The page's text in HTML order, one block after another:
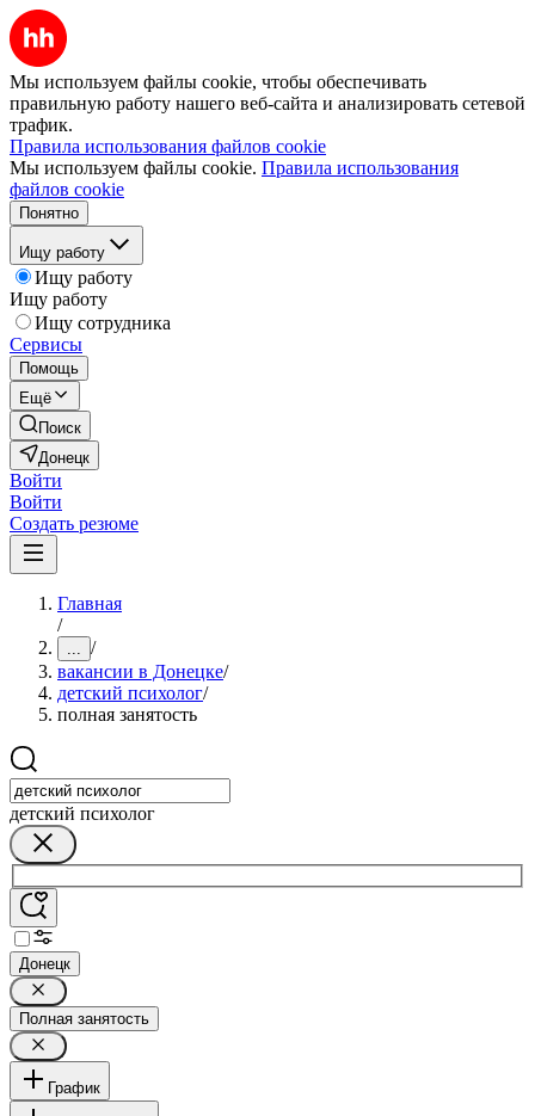
Мы используем файлы cookie, чтобы обеспечивать
правильную работу нашего веб-сайта и анализировать сетевой
трафик.
Правила использования файлов cookie
Мы используем файлы cookie. Правила использования
файлов cookie
Понятно
Ищу работу
Ищу работу
Ищу работу
Ищу сотрудника
Сервисы
Помощь
Ещё
Поиск
Донецк
Войти
Войти
Создать резюме
Главная
/
... /
вакансии в Донецке/
детский психолог/
полная занятость
детский психолог
Донецк
Полная занятость
График